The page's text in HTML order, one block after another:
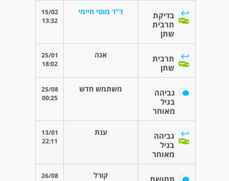
בדיקת
תרבית
שתן
ד"ר מוטי חיימי
15/02
13:32
תרבית
שתן
אנה
25/01
18:02
גביהה
בגיל
מאוחר
משתמש חדש
25/08
00:25
גביהה
בגיל
מאוחר
ענת
13/01
22:11
קורל
26/08